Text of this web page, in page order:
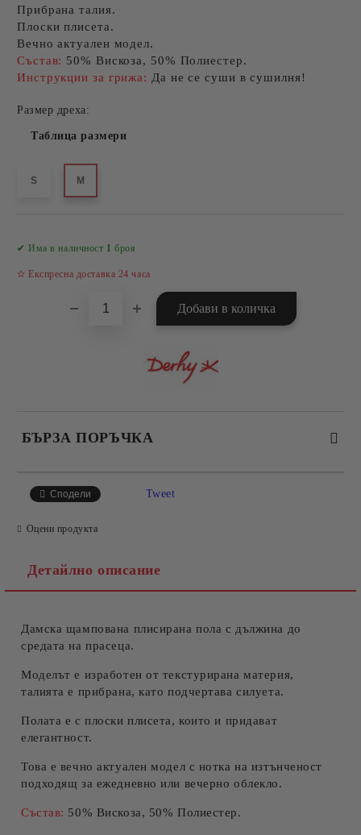
Прибрана талия.
Плоски плисета.
Вечно актуален модел.
Състав: 50% Вискоза, 50% Полиестер.
Инструкции за грижа: Да не се суши в сушилня!
Размер дреха:
Таблица размери
S M
✔ Има в наличност 1 броя
✫ Експресна доставка 24 часа
БЪРЗА ПОРЪЧКА
Съгласен съм сПолитиката за лични данни
Ние ще се свържем с вас в рамките на работния ден.
Сподели Tweet
Оцени продукта
Детайлно описание
Дамска щампована плисирана пола с дължина до
средата на прасеца.
Моделът е изработен от текстурирана материя,
талията е прибрана, като подчертава силуета.
Полата е с плоски плисета, които и придават
елегантност.
Това е вечно актуален модел с нотка на изтънченост
подходящ за ежедневно или вечерно облекло.
Състав: 50% Вискоза, 50% Полиестер.